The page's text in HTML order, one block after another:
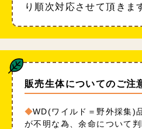
り順次対応させて頂きま
販売生体についてのご注
WD(ワイルド＝野外採集)
が不明な為、余命について